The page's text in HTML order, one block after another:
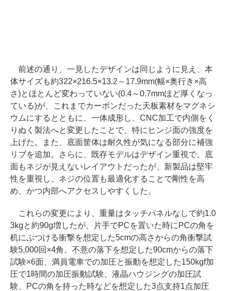
前述の通り、一見したデザインは同じように見え、本
体サイズも約322×216.5×13.2～17.9mm(幅×奥行き×高
さ)とほとんど変わっていない(0.4～0.7mmほど厚くなっ
ている)が、これまでカーボンだった天板素材をマグネシ
ウムにするとともに、一体成形し、CNC加工で内側をく
りぬく製法へと変更したことで、特にヒンジ面の強度を
上げた。また、底面筐体は耐久性が気になる部分に補強
リブを追加。さらに、既存モデルはデザイン重視で、底
面もネジが見えないレイアウトだったが、新製品は堅牢
性を重視し、ネジの位置も最適化することで剛性を高
め、かつ内部へアクセスしやすくした。
これらの変更により、重量はタッチパネルなしで約1.0
3kgと約90g増したが、片手でPCを置いた時にPCの角を
机にぶつける衝撃を想定した5cmの高さからの角衝撃試
験5,000回×4角、不意の落下を想定した90cmからの落下
試験×6面、満員電車での加圧と振動を想定した150kgf加
圧で1時間の加圧振動試験、液晶ハウジングの加圧試
験、PCの角を持った時などを想定した3点支持1点加圧